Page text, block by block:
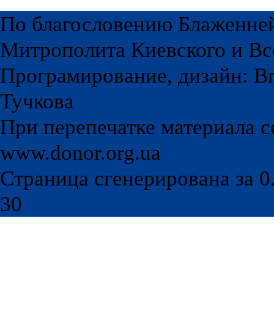
По благословению
Митрополита Киевского и
Програмирование, дизайн:
Тучкова
При перепечатке материала
www.donor.org.ua
Страница сгенерирована за
30